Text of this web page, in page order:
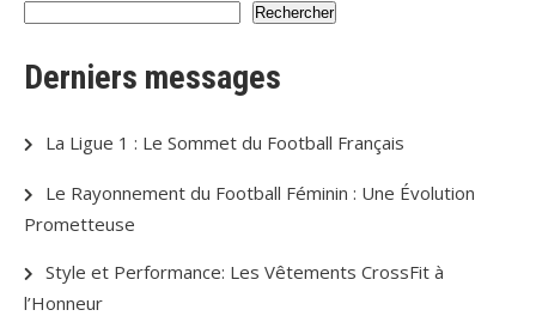
Rechercher
Derniers messages
La Ligue 1 : Le Sommet du Football Français
Le Rayonnement du Football Féminin : Une Évolution
Prometteuse
Style et Performance: Les Vêtements CrossFit à
l’Honneur